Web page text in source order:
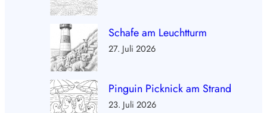
Schafe am Leuchtturm
27. Juli 2026
Pinguin Picknick am Strand
23. Juli 2026